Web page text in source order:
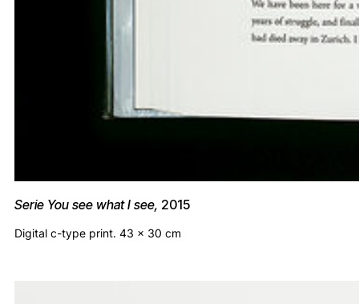
Serie You see what I see, 2015
Digital c-type print. 43 x 30 cm